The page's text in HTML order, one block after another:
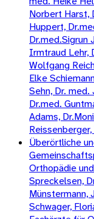
Norbert Harst,
Huppert,
Dr.med.Sigrun
Irmtraud Lehr,
Wolfgang
Elke
Sehn, Dr. med.
Dr.med.
Adams,
Überörtliche
Orthopädie
Spreckelsen,
Münstermann,
Schwager,